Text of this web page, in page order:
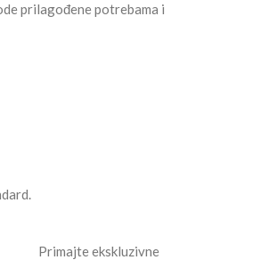
prilagođene potrebama i
Primajte ekskluzivne